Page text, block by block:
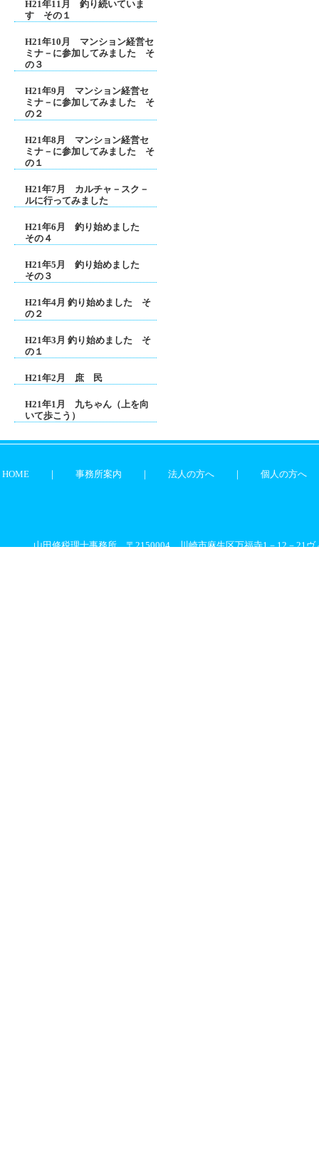
H21年11月 釣り続いていま
す その１
H21年10月 マンション経営セ
ミナ－に参加してみました そ
の３
H21年9月 マンション経営セ
ミナ－に参加してみました そ
の２
H21年8月 マンション経営セ
ミナ－に参加してみました そ
の１
H21年7月 カルチャ－スク－
ルに行ってみました
H21年6月 釣り始めました
その４
H21年5月 釣り始めました
その３
H21年4月 釣り始めました そ
の２
H21年3月 釣り始めました そ
の１
H21年2月 庶 民
H21年1月 九ちゃん（上を向
いて歩こう）
HOME ｜ 事務所案内 ｜ 法人の方へ ｜ 個人の方へ
山田修税理士事務所 〒2150004 川崎市麻生区万福寺1－12